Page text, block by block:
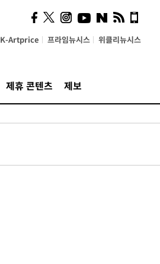
K-Artprice 프라임뉴시스 위클리뉴시스
제휴 콘텐츠 제보